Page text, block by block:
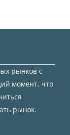
рынков с
момент, что
рынок.